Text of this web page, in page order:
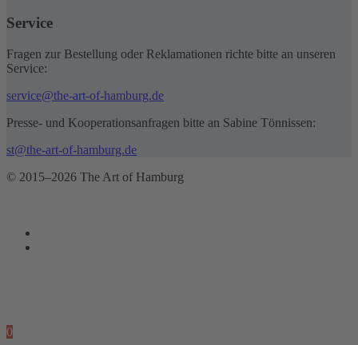
Service
Fragen zur Bestellung oder Reklamationen richte bitte an unseren
Service:
service@the-art-of-hamburg.de
Presse- und Kooperationsanfragen bitte an Sabine Tönnissen:
st@the-art-of-hamburg.de
© 2015–2026 The Art of Hamburg
0